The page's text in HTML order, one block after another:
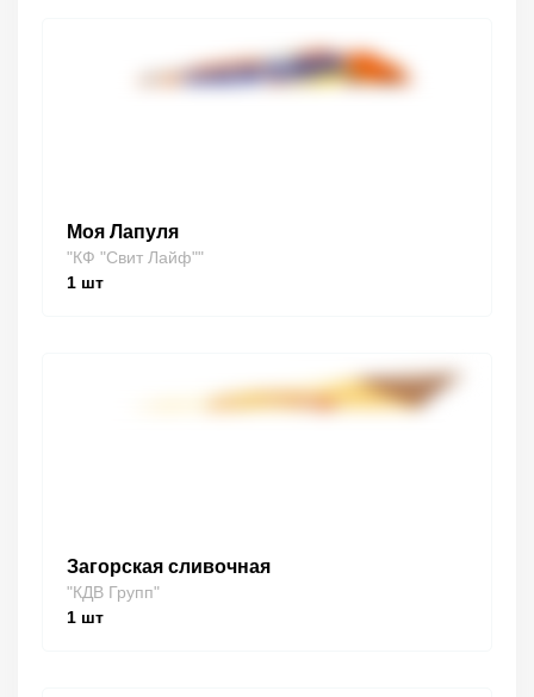
Моя Лапуля
"КФ "Свит Лайф""
1 шт
Загорская сливочная
"КДВ Групп"
1 шт